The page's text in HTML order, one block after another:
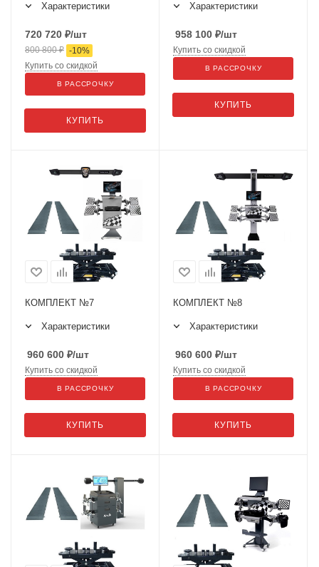
Характеристики
720 720 ₽/шт
800 800₽ -10%
КУПИТЬ
Купить со скидкой
В РАССРОЧКУ
Характеристики
958 100 ₽/шт
КУПИТЬ
Купить со скидкой
В РАССРОЧКУ
КОМПЛЕКТ №7
Характеристики
960 600 ₽/шт
КУПИТЬ
Купить со скидкой
В РАССРОЧКУ
КОМПЛЕКТ №8
Характеристики
960 600 ₽/шт
КУПИТЬ
Купить со скидкой
В РАССРОЧКУ